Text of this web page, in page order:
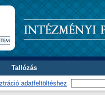
Tallózás
adatfeltöltéshez